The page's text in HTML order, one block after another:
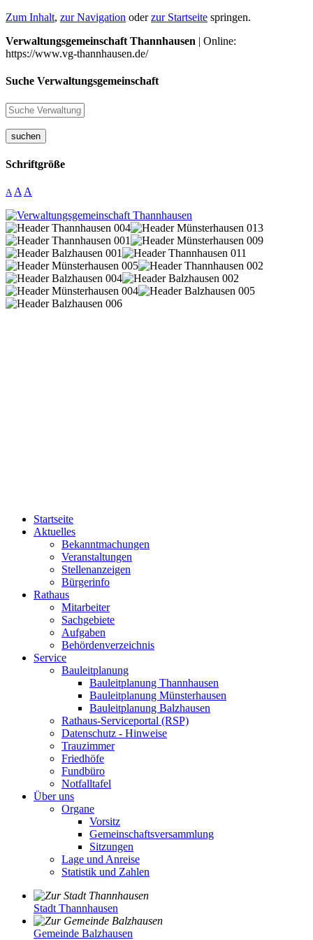
Zum Inhalt, zur Navigation oderzur Startseite springen.
Verwaltungsgemeinschaft Thannhausen | Online:
https://www.vg-thannhausen.de/
Suche Verwaltungsgemeinschaft
suchen
Schriftgröße
A A A
Startseite
Aktuelles
Bekanntmachungen
Veranstaltungen
Stellenanzeigen
Bürgerinfo
Rathaus
Mitarbeiter
Sachgebiete
Aufgaben
Behördenverzeichnis
Service
Bauleitplanung
Bauleitplanung Thannhausen
Bauleitplanung Münsterhausen
Bauleitplanung Balzhausen
Rathaus-Serviceportal (RSP)
Datenschutz - Hinweise
Trauzimmer
Friedhöfe
Fundbüro
Notfalltafel
Über uns
Organe
Vorsitz
Gemeinschaftsversammlung
Sitzungen
Lage und Anreise
Statistik und Zahlen
Stadt Thannhausen
Gemeinde Balzhausen